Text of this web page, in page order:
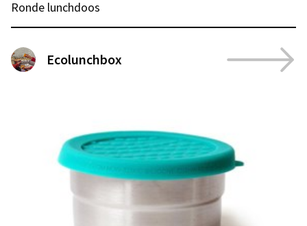
Ronde lunchdoos
Ecolunchbox